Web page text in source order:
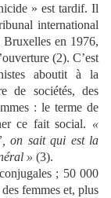
» est tardif. Il
international
Bruxelles en 1976,
(2). C’est
aboutit à la
de sociétés, des
: le terme de
ce fait social. «
, on sait qui est la
» (3).
; 50 000
femmes et, plus